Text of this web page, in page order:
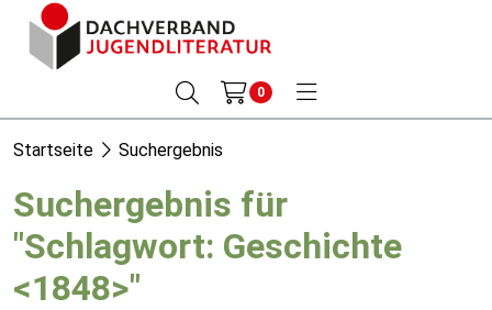
0
Startseite Suchergebnis
Suchergebnis für
"Schlagwort: Geschichte
<1848>"